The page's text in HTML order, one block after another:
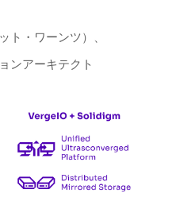
・ワーンツ）、
ンアーキテクト